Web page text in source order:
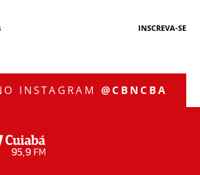
INSCREVA-SE
INSTAGRAM @CBNCBA